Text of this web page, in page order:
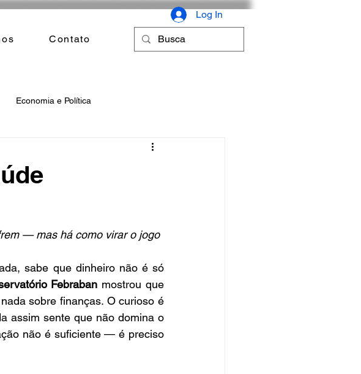
Contato
Log In
Economia e Política
— mas há como virar o jogo
sabe que dinheiro não é só
Febraban mostrou que
sobre finanças. O curioso é
assim sente que não domina o
não é suficiente — é preciso